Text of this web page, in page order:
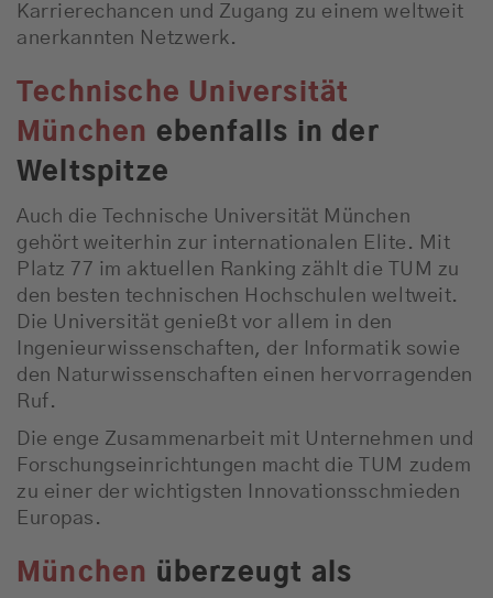
Karrierechancen und Zugang zu einem weltweit
anerkannten Netzwerk.
Technische Universität
München ebenfalls in der
Weltspitze
Auch die Technische Universität München
gehört weiterhin zur internationalen Elite. Mit
Platz 77 im aktuellen Ranking zählt die TUM zu
den besten technischen Hochschulen weltweit.
Die Universität genießt vor allem in den
Ingenieurwissenschaften, der Informatik sowie
den Naturwissenschaften einen hervorragenden
Ruf.
Die enge Zusammenarbeit mit Unternehmen und
Forschungseinrichtungen macht die TUM zudem
zu einer der wichtigsten Innovationsschmieden
Europas.
München überzeugt als